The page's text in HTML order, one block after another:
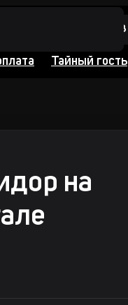
+380 44 384 0988
Тайный гость
на